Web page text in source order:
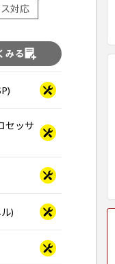
対応
みる
セッサ
)